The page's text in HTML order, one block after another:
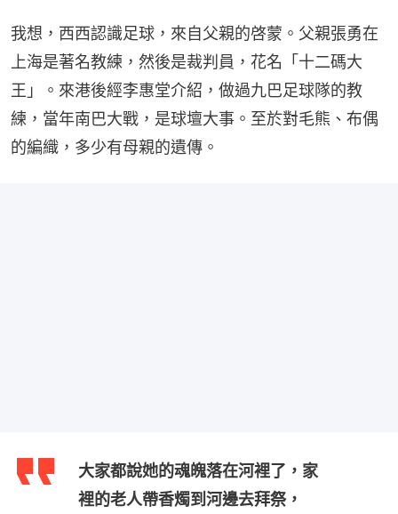
我想，西西認識足球，來自父親的啓蒙。父親張勇在
上海是著名教練，然後是裁判員，花名「十二碼大
王」。來港後經李惠堂介紹，做過九巴足球隊的教
練，當年南巴大戰，是球壇大事。至於對毛熊、布偶
的編織，多少有母親的遺傳。
大家都說她的魂魄落在河裡了，家
裡的老人帶香燭到河邊去拜祭，